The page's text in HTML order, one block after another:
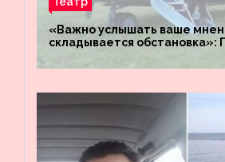
«Важно услышать ваше
складывается обстановка»:
«Восток»